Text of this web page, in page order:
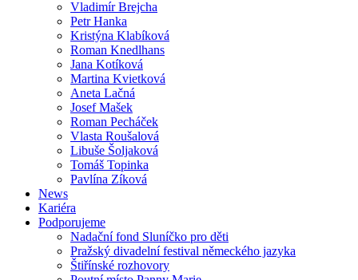
Vladimír Brejcha
Petr Hanka
Kristýna Klabíková
Roman Knedlhans
Jana Kotíková
Martina Kvietková
Aneta Lačná
Josef Mašek
Roman Pecháček
Vlasta Roušalová
Libuše Šoljaková
Tomáš Topinka
Pavlína Zíková
News
Kariéra
Podporujeme
Nadační fond Sluníčko pro děti
Pražský divadelní festival německého jazyka
Štiřínské rozhovory